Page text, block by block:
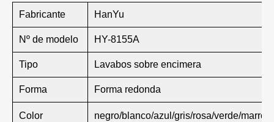
Fabricante HanYu
Nº de modelo HY-8155A
Tipo Lavabos sobre encimera
Forma Forma redonda
Color negro/blanco/azul/gris/rosa/verde/